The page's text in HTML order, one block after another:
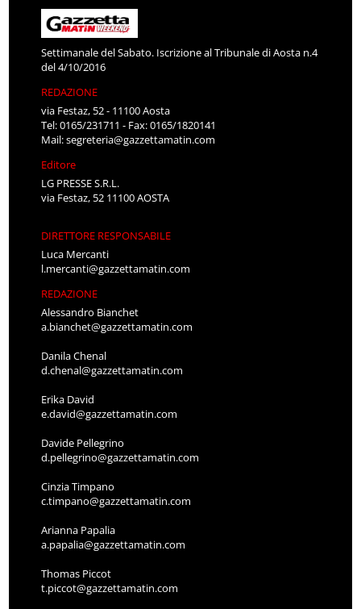
Settimanale del Sabato. Iscrizione al Tribunale di Aosta n.4
del 4/10/2016
REDAZIONE
via Festaz, 52 - 11100 Aosta
Tel: 0165/231711 - Fax: 0165/1820141
Mail:segreteria@gazzettamatin.com
Editore
LG PRESSE S.R.L.
via Festaz, 52 11100 AOSTA
DIRETTORE RESPONSABILE
Luca Mercanti
l.mercanti@gazzettamatin.com
REDAZIONE
Alessandro Bianchet
a.bianchet@gazzettamatin.com
Danila Chenal
d.chenal@gazzettamatin.com
Erika David
e.david@gazzettamatin.com
Davide Pellegrino
d.pellegrino@gazzettamatin.com
Cinzia Timpano
c.timpano@gazzettamatin.com
Arianna Papalia
a.papalia@gazzettamatin.com
Thomas Piccot
t.piccot@gazzettamatin.com